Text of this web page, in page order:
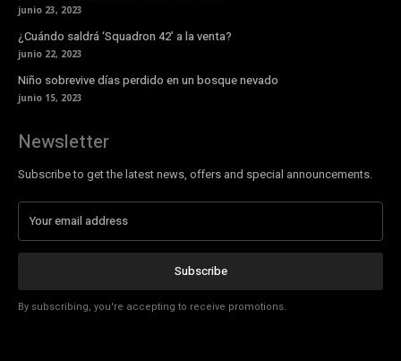
junio 23, 2023
¿Cuándo saldrá ‘Squadron 42’ a la venta?
junio 22, 2023
Niño sobrevive días perdido en un bosque nevado
junio 15, 2023
Newsletter
Subscribe to get the latest news, offers and special announcements.
Subscribe
By subscribing, you're accepting to receive promotions.